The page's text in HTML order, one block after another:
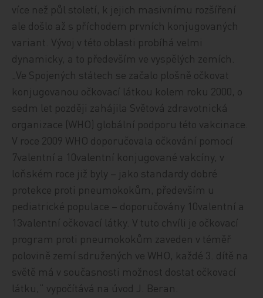
více než půl století, k jejich masivnímu rozšíření
ale došlo až s příchodem prvních konjugovaných
variant. Vývoj v této oblasti probíhá velmi
dynamicky, a to především ve vyspělých zemích.
„Ve Spojených státech se začalo plošně očkovat
konjugovanou očkovací látkou kolem roku 2000, o
sedm let později zahájila Světová zdravotnická
organizace (WHO) globální podporu této vakcinace.
V roce 2009 WHO doporučovala očkování pomocí
7valentní a 10valentní konjugované vakcíny, v
loňském roce již byly – jako standardy dobré
protekce proti pneumokokům, především u
pediatrické populace – doporučovány 10valentní a
13valentní očkovací látky. V tuto chvíli je očkovací
program proti pneumokokům zaveden v téměř
polovině zemí sdružených ve WHO, každé 3. dítě na
světě má v současnosti možnost dostat očkovací
látku,“ vypočítává na úvod J. Beran.